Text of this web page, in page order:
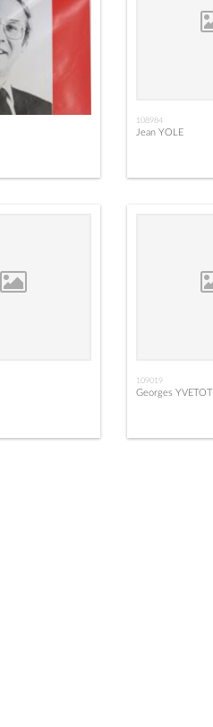
108984
Jean YOLE
109019
Georges YVETOT